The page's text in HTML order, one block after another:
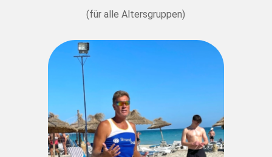
(für alle Altersgruppen)